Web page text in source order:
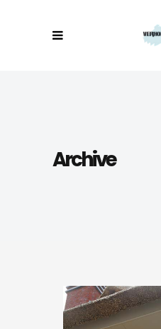
Archive